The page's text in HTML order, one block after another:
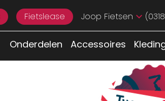
Fietslease Joop Fietsen
Onderdelen Accessoires